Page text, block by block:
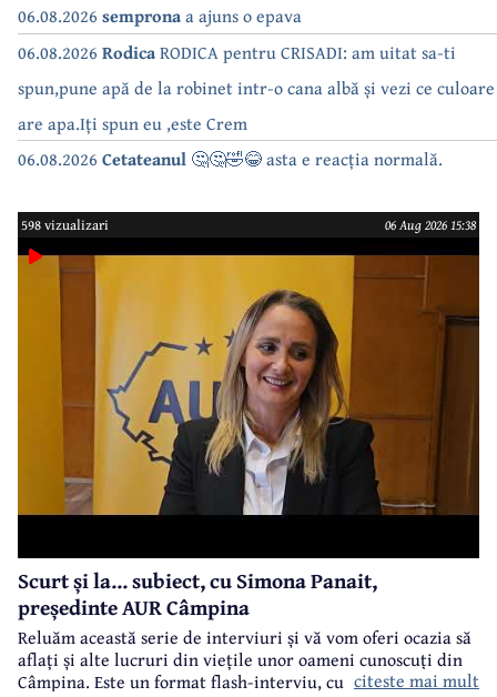
06.08.2026 sempronaa ajuns o epava
06.08.2026 RodicaRODICA pentru CRISADI: am uitat sa-ti
spun,pune apă de la robinet intr-o cana albă și vezi ce culoare
are apa.Iți spun eu ,este Crem
06.08.2026 Cetateanul 🤔🤔🤣😂 asta e reacția normală.
598 vizualizari 06 Aug 2026 15:38
Scurt și la... subiect, cu Simona Panait,
președinte AUR Câmpina
Reluăm această serie de interviuri și vă vom oferi ocazia să
aflați și alte lucruri din viețile unor oameni cunoscuți din
Câmpina. Este un format flash-interviu, cu întrebăriciteste mai mult